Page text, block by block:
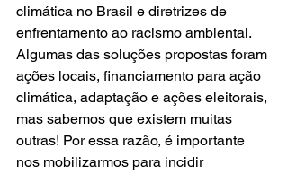
climática no Brasil e diretrizes de
enfrentamento ao racismo ambiental.
Algumas das soluções propostas foram
ações locais, financiamento para ação
climática, adaptação e ações eleitorais,
mas sabemos que existem muitas
outras! Por essa razão, é importante
nos mobilizarmos para incidir